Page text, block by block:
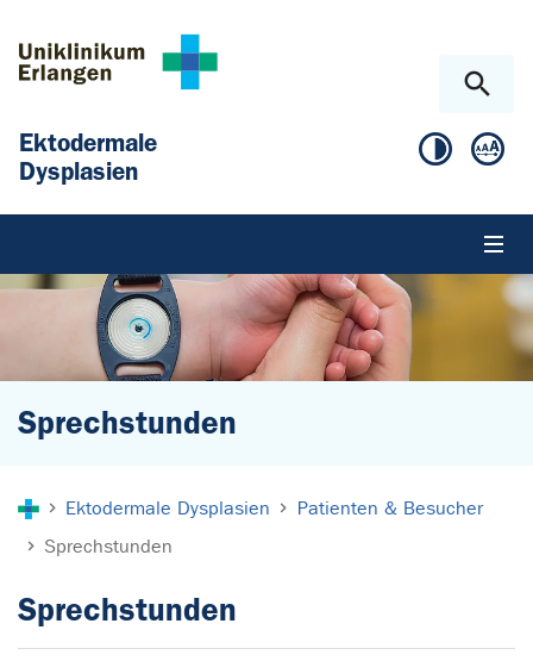
Ektodermale
Dysplasien
Sprechstunden
Ektodermale Dysplasien
Patienten & Besucher
Sprechstunden
Sprechstunden